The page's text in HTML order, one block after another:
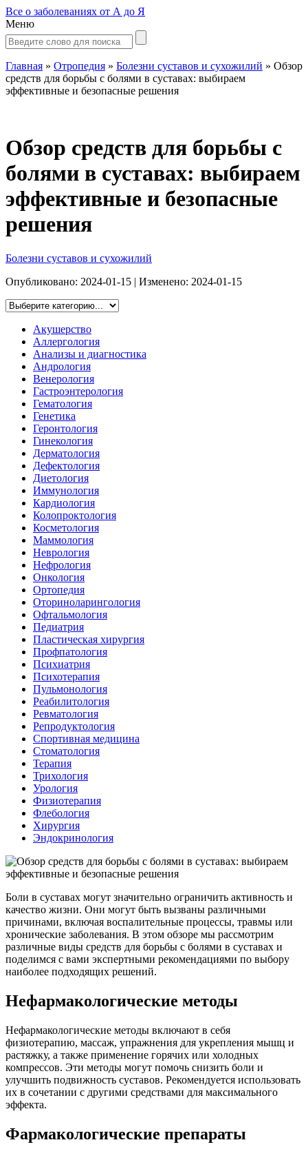
Все о заболеваниях от А до Я
Меню
Главная » Отропедия » Болезни суставов и сухожилий » Обзор
средств для борьбы с болями в суставах: выбираем
эффективные и безопасные решения
Обзор средств для борьбы с
болями в суставах: выбираем
эффективные и безопасные
решения
Болезни суставов и сухожилий
Опубликовано: 2024-01-15 | Изменено: 2024-01-15
Акушерство
Аллергология
Анализы и диагностика
Андрология
Венерология
Гастроэнтерология
Гематология
Генетика
Геронтология
Гинекология
Дерматология
Дефектология
Диетология
Иммунология
Кардиология
Колопроктология
Косметология
Маммология
Неврология
Нефрология
Онкология
Ортопедия
Оториноларингология
Офтальмология
Педиатрия
Пластическая хирургия
Профпатология
Психиатрия
Психотерапия
Пульмонология
Реабилитология
Ревматология
Репродуктология
Спортивная медицина
Стоматология
Терапия
Трихология
Урология
Физиотерапия
Флебология
Хирургия
Эндокринология
Боли в суставах могут значительно ограничить активность и
качество жизни. Они могут быть вызваны различными
причинами, включая воспалительные процессы, травмы или
хронические заболевания. В этом обзоре мы рассмотрим
различные виды средств для борьбы с болями в суставах и
поделимся с вами экспертными рекомендациями по выбору
наиболее подходящих решений.
Нефармакологические методы
Нефармакологические методы включают в себя
физиотерапию, массаж, упражнения для укрепления мышц и
растяжку, а также применение горячих или холодных
компрессов. Эти методы могут помочь снизить боли и
улучшить подвижность суставов. Рекомендуется использовать
их в сочетании с другими средствами для максимального
эффекта.
Фармакологические препараты